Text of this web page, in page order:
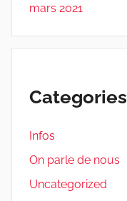
mars 2021
Categories
Infos
On parle de nous
Uncategorized